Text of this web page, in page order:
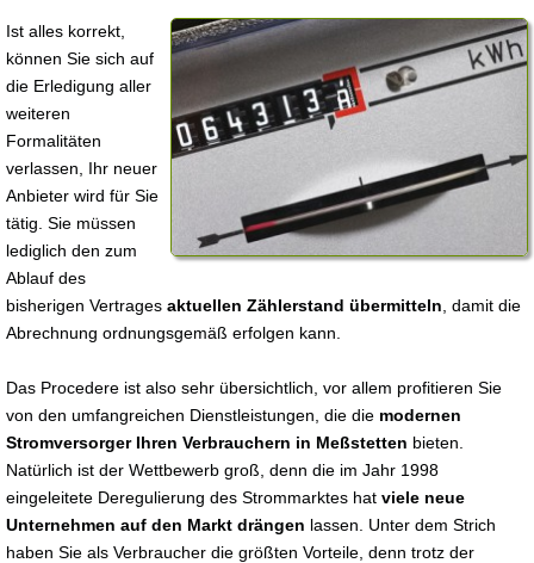
Ist alles korrekt,
können Sie sich auf
die Erledigung aller
weiteren
Formalitäten
verlassen, Ihr neuer
Anbieter wird für Sie
tätig. Sie müssen
lediglich den zum
Ablauf des
bisherigen Vertrages aktuellen Zählerstand übermitteln , damit die
Abrechnung ordnungsgemäß erfolgen kann.
Das Procedere ist also sehr übersichtlich, vor allem profitieren Sie
von den umfangreichen Dienstleistungen, die die modernen
Stromversorger Ihren Verbrauchern in Meßstetten bieten.
Natürlich ist der Wettbewerb groß, denn die im Jahr 1998
eingeleitete Deregulierung des Strommarktes hat viele neue
Unternehmen auf den Markt drängen lassen. Unter dem Strich
haben Sie als Verbraucher die größten Vorteile, denn trotz der